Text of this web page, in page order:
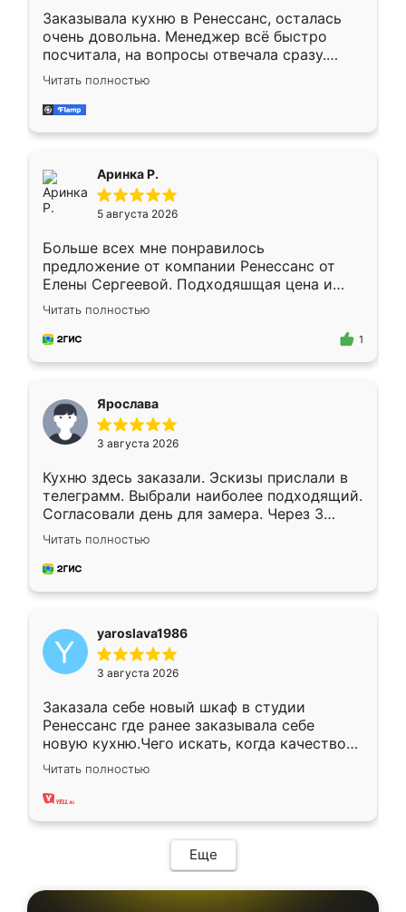
Заказывала кухню в Ренессанс, осталась
очень довольна. Менеджер всё быстро
посчитала, на вопросы отвечала сразу.
Замерщик приехал в субботу, подошёл к
делу со всей ответственностью. Собрали
за день, ребята работали аккуратно, даже
Читать полностью
Аринка Р.
5 августа 2026
Больше всех мне понравилось
предложение от компании Ренессанс от
Елены Сергеевой. Подходяшщая цена и
короткие сроки изготовления. Приехавший
для замера сотрудник Владислав
предложил по моему эскизу самый
Читать полностью
1
Ярослава
3 августа 2026
Кухню здесь заказали. Эскизы прислали в
телеграмм. Выбрали наиболее подходящий.
Согласовали день для замера. Через 3
недели кухня была уже готова. Остались
довольны работой. Спасибо Ренессанс
мебель за качественную работу!
Читать полностью
yaroslava1986
3 августа 2026
Заказала себе новый шкаф в студии
Ренессанс где ранее заказывала себе
новую кухню.Чего искать, когда качеством
вполне довольна. Служит кухня уже почти
два года, нареканий нет.
Читать полностью
Еще